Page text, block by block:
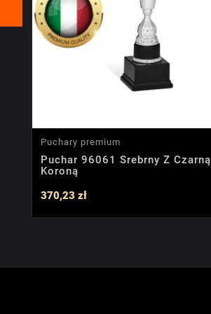
Puchary premium
Puchar 96061 Srebrny Z Czarną
Koroną
370,23 zł